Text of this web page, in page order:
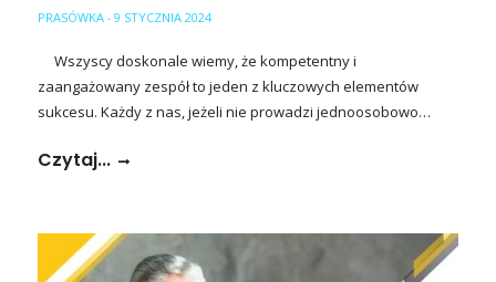
PRASÓWKA - 9 STYCZNIA 2024
Wszyscy doskonale wiemy, że kompetentny i
zaangażowany zespół to jeden z kluczowych elementów
sukcesu. Każdy z nas, jeżeli nie prowadzi jednoosobowo…
Czytaj...